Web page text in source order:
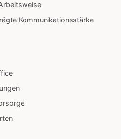
Kommunikationsstärke